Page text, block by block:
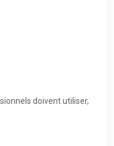
doivent utiliser,